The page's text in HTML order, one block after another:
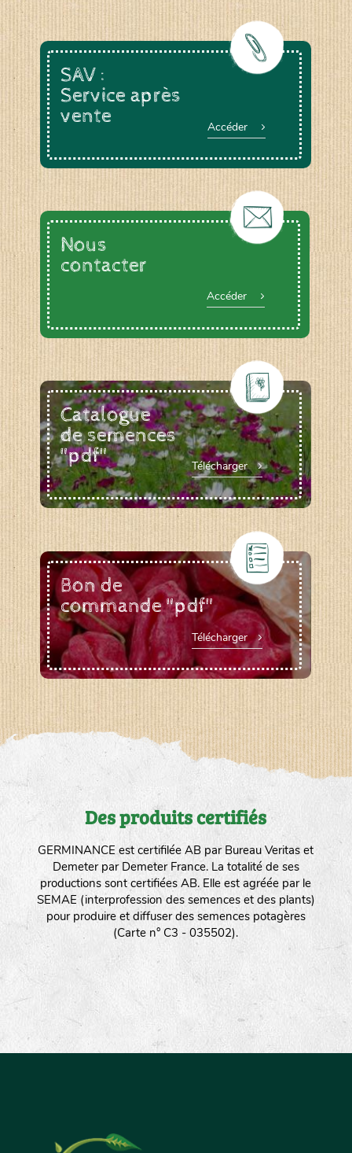
SAV :
Service après
vente
Accéder
Nous
contacter
Accéder
Catalogue
de semences
"pdf"
Télécharger
Bon de
commande "pdf"
Télécharger
Des produits certifiés
GERMINANCE est certifilée AB par Bureau Veritas et
Demeter par Demeter France. La totalité de ses
productions sont certifiées AB. Elle est agréée par le
SEMAE (interprofession des semences et des plants)
pour produire et diffuser des semences potagères
(Carte n° C3 - 035502).